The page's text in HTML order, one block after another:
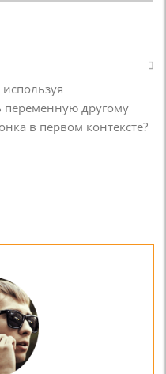
переменную другому
в первом контексте?